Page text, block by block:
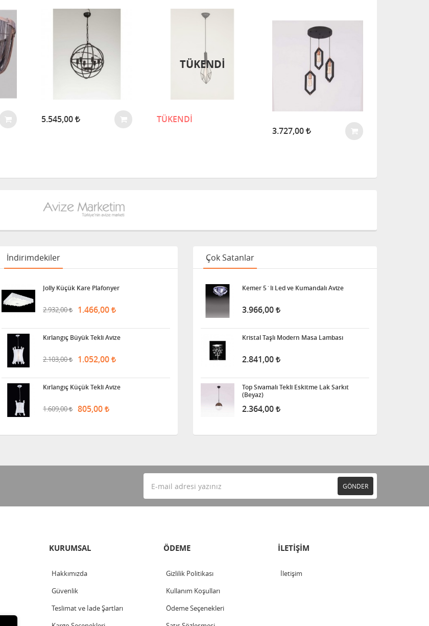
5.545,00 TÜKENDİ
TÜKENDİ
3.727,00
İndirimdekiler
Jolly Küçük Kare Plafonyer
2.932,00 1.466,00
Kırlangıç Büyük Tekli Avize
2.103,00 1.052,00
Kırlangıç Küçük Tekli Avize
1.609,00 805,00
Çok Satanlar
Kemer 5´li Led ve Kumandalı Avize
3.966,00
Kristal Taşlı Modern Masa Lambası
2.841,00
Top Sıvamalı Tekli Eskitme Lak Sarkıt
(Beyaz)
2.364,00
GÖNDER
KURUMSAL
Hakkımızda
Güvenlik
Teslimat ve İade Şartları
ÖDEME
Gizlilik Politikası
Kullanım Koşulları
Ödeme Seçenekleri
İLETİŞİM
İletişim